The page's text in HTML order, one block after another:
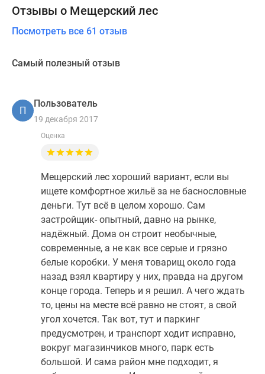
Отзывы о Мещерский лес
Посмотреть все 61 отзыв
Самый полезный отзыв
П
Пользователь
19 декабря 2017
Оценка
Мещерский лес хороший вариант, если вы
ищете комфортное жильё за не баснословные
деньги. Тут всё в целом хорошо. Сам
застройщик- опытный, давно на рынке,
надёжный. Дома он строит необычные,
современные, а не как все серые и грязно
белые коробки. У меня товарищ около года
назад взял квартиру у них, правда на другом
конце города. Теперь и я решил. А чего ждать
то, цены на месте всё равно не стоят, а свой
угол хочется. Так вот, тут и паркинг
предусмотрен, и транспорт ходит исправно,
вокруг магазинчиков много, парк есть
большой. И сама район мне подходит, я